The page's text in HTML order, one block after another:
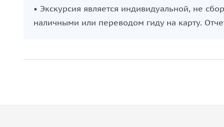
• Экскурсия является индивидуальной, не
наличными или переводом гиду на карту.